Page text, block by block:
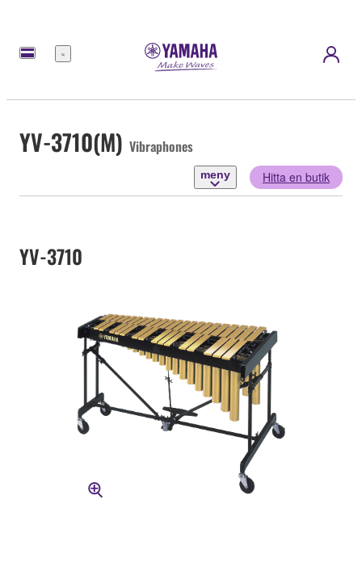
meny
YV-3710(M) Vibraphones
meny Hitta en butik
YV-3710